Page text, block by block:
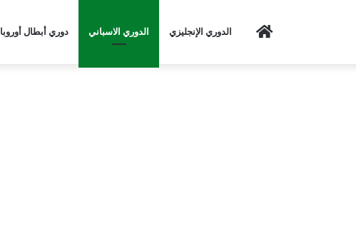
Home الدوري الإنجليزي الدوري الاسباني دوري أبطال أوروبا